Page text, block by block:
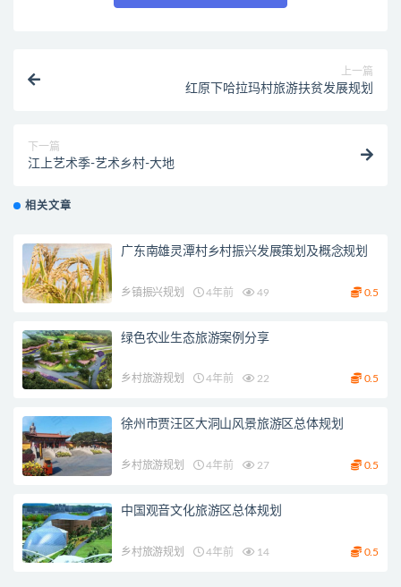
上一篇
红原下哈拉玛村旅游扶贫发展规划
下一篇
江上艺术季-艺术乡村-大地
相关文章
广东南雄灵潭村乡村振兴发展策划及概念规划
乡镇振兴规划 4年前 49 0.5
绿色农业生态旅游案例分享
乡村旅游规划 4年前 22 0.5
徐州市贾汪区大洞山风景旅游区总体规划
乡村旅游规划 4年前 27 0.5
中国观音文化旅游区总体规划
乡村旅游规划 4年前 14 0.5